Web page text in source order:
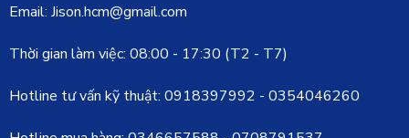
Email: Jison.hcm@gmail.com
Thời gian làm việc: 08:00 - 17:30 (T2 - T7)
Hotline tư vấn kỹ thuật: 0918397992 - 0354046260